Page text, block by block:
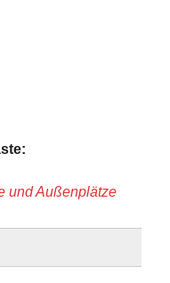
und Außenplätze